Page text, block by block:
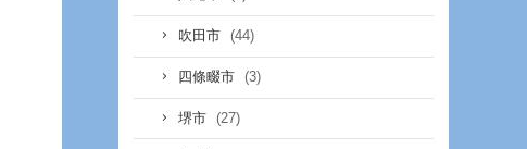
吹田市 (44)
四條畷市 (3)
堺市 (27)